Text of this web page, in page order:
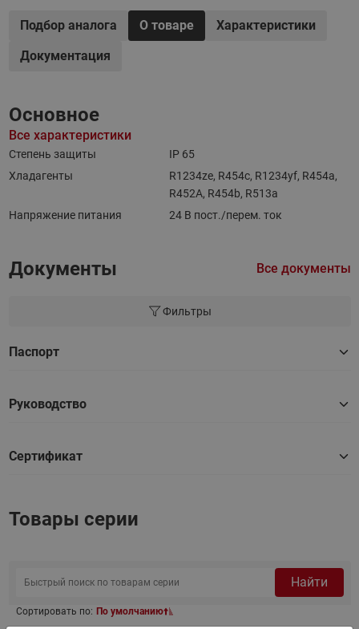
Подбор аналога О товаре
Характеристики
Документация
Основное
Все характеристики
Степень защиты
IP 65
Хладагенты
R1234ze, R454c, R1234yf, R454a,
R452A, R454b, R513a
Напряжение питания
24 В пост./перем. ток
Документы Все документы
Фильтры
Паспорт
Руководство
Сертификат
Товары серии
Найти
Сортировать по: По умолчанию